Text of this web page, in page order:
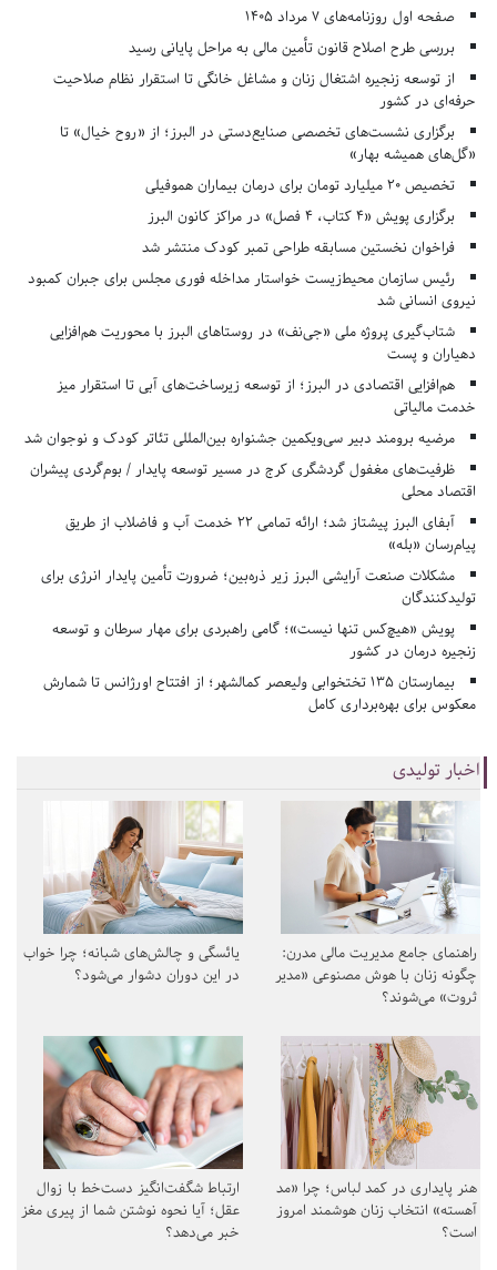
صفحه اول روزنامه‌های 7 مرداد 1405
بررسی طرح اصلاح قانون تأمین مالی به مراحل پایانی رسید
از توسعه زنجیره اشتغال زنان و مشاغل خانگی تا استقرار نظام صلاحیت
حرفه‌ای در کشور
برگزاری نشست‌های تخصصی صنایع‌دستی در البرز؛ از «روح خیال» تا
«گل‌های همیشه بهار»
تخصیص ۲۰ میلیارد تومان برای درمان بیماران هموفیلی
برگزاری پویش «۴ کتاب، ۴ فصل» در مراکز کانون البرز
فراخوان نخستین مسابقه طراحی تمبر کودک منتشر شد
رئیس سازمان محیط‌زیست خواستار مداخله فوری مجلس برای جبران کمبود
نیروی انسانی شد
شتاب‌گیری پروژه ملی «جی‌نف» در روستاهای البرز با محوریت هم‌افزایی
دهیاران و پست
هم‌افزایی اقتصادی در البرز؛ از توسعه زیرساخت‌های آبی تا استقرار میز
خدمت مالیاتی
مرضیه برومند دبیر سی‌ویکمین جشنواره بین‌المللی تئاتر کودک و نوجوان شد
ظرفیت‌های مغفول گردشگری کرج در مسیر توسعه پایدار / بوم‌گردی پیشران
اقتصاد محلی
آبفای البرز پیشتاز شد؛ ارائه تمامی ۲۲ خدمت آب و فاضلاب از طریق
پیام‌رسان «بله»
مشکلات صنعت آرایشی البرز زیر ذره‌بین؛ ضرورت تأمین پایدار انرژی برای
تولیدکنندگان
پویش «هیچ‌کس تنها نیست»؛ گامی راهبردی برای مهار سرطان و توسعه
زنجیره درمان در کشور
بیمارستان ۱۳۵ تختخوابی ولیعصر کمالشهر؛ از افتتاح اورژانس تا شمارش
معکوس برای بهره‌برداری کامل
اخبار تولیدی
راهنمای جامع مدیریت مالی مدرن:
چگونه زنان با هوش مصنوعی «مدیر
ثروت» می‌شوند؟
یائسگی و چالش‌های شبانه؛ چرا خواب
در این دوران دشوار می‌شود؟
هنر پایداری در کمد لباس؛ چرا «مد
آهسته» انتخاب زنان هوشمند امروز
است؟
ارتباط شگفت‌انگیز دست‌خط با زوال
عقل؛ آیا نحوه نوشتن شما از پیری مغز
خبر می‌دهد؟